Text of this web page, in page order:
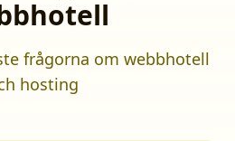
frågorna om webbhotell
hosting